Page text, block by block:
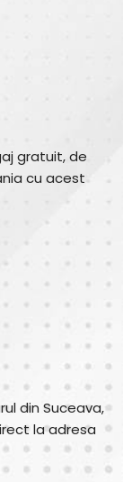
gratuit, de
cu acest
din Suceava,
la adresa